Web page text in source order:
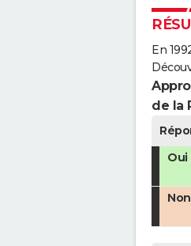
En
de la
Oui
Non